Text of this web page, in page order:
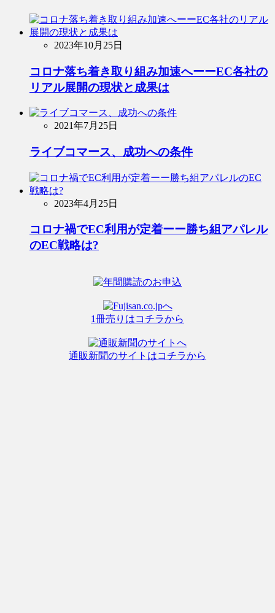
2023年10月25日
コロナ落ち着き取り組み加速へーーEC各社の
リアル展開の現状と成果は
2021年7月25日
ライブコマース、成功への条件
2023年4月25日
コロナ禍でEC利用が定着ーー勝ち組アパレル
のEC戦略は?
1冊売りはコチラから
通販新聞のサイトはコチラから